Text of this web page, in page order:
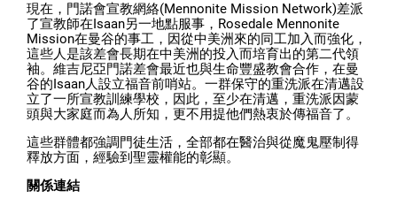
現在，門諾會宣教網絡(Mennonite Mission Network)差派
了宣教師在Isaan另一地點服事，Rosedale Mennonite
Mission在曼谷的事工，因從中美洲來的同工加入而強化，
這些人是該差會長期在中美洲的投入而培育出的第二代領
袖。維吉尼亞門諾差會最近也與生命豐盛教會合作，在曼
谷的Isaan人設立福音前哨站。一群保守的重洗派在清邁設
立了一所宣教訓練學校，因此，至少在清邁，重洗派因蒙
頭與大家庭而為人所知，更不用提他們熱衷於傳福音了。
這些群體都強調門徒生活，全部都在醫治與從魔鬼壓制得
釋放方面，經驗到聖靈權能的彰顯。
關係連結